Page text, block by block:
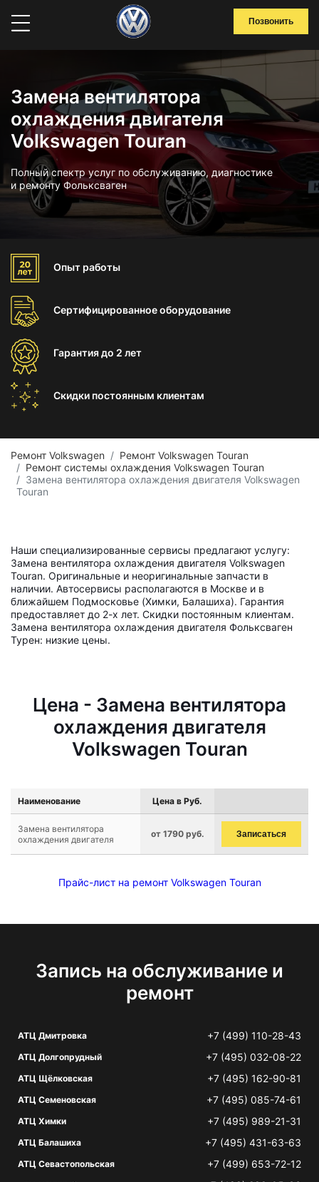
Позвонить
Замена вентилятора
охлаждения двигателя
Volkswagen Touran
Полный спектр услуг по обслуживанию, диагностике
и ремонту Фольксваген
Опыт работы
Сертифицированноеоборудование
Гарантиядо 2 лет
Скидки постоянным клиентам
Ремонт Volkswagen
Ремонт Volkswagen Touran
Ремонт системы охлаждения Volkswagen Touran
Замена вентилятора охлаждения двигателя Volkswagen
Touran
Наши специализированные сервисы предлагают услугу:
Замена вентилятора охлаждения двигателя Volkswagen
Touran. Оригинальные и неоригинальные запчасти в
наличии. Автосервисы располагаются в Москве и в
ближайшем Подмосковье (Химки, Балашиха). Гарантия
предоставляет до 2-х лет. Скидки постоянным клиентам.
Замена вентилятора охлаждения двигателя Фольксваген
Турен: низкие цены.
Цена - Замена вентилятора
охлаждения двигателя
Volkswagen Touran
Наименование Цена в Руб.
Замена вентилятора
охлаждения двигателя
от 1790 руб. Записаться
Прайс-лист на ремонт Volkswagen Touran
Запись на обслуживание и
ремонт
АТЦ Дмитровка +7 (499) 110-28-43
АТЦ Долгопрудный +7 (495) 032-08-22
АТЦ Щёлковская +7 (495) 162-90-81
АТЦ Семеновская +7 (495) 085-74-61
АТЦ Химки +7 (495) 989-21-31
АТЦ Балашиха +7 (495) 431-63-63
АТЦ Севастопольская +7 (499) 653-72-12